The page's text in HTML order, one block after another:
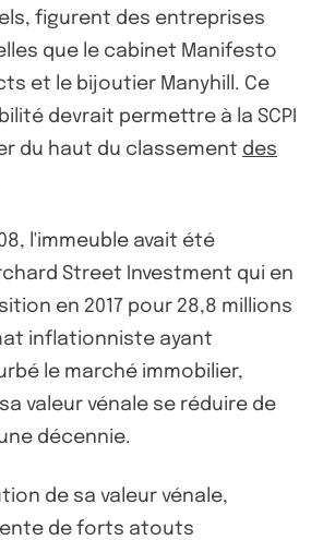
figurent des entreprises
que le cabinet Manifesto
et le bijoutier Manyhill. Ce
devrait permettre à la SCPI
du haut du classement des
l'immeuble avait été
Street Investment qui en
en 2017 pour 28,8 millions
inflationniste ayant
le marché immobilier,
sa valeur vénale se réduire de
décennie.
de sa valeur vénale,
de forts atouts